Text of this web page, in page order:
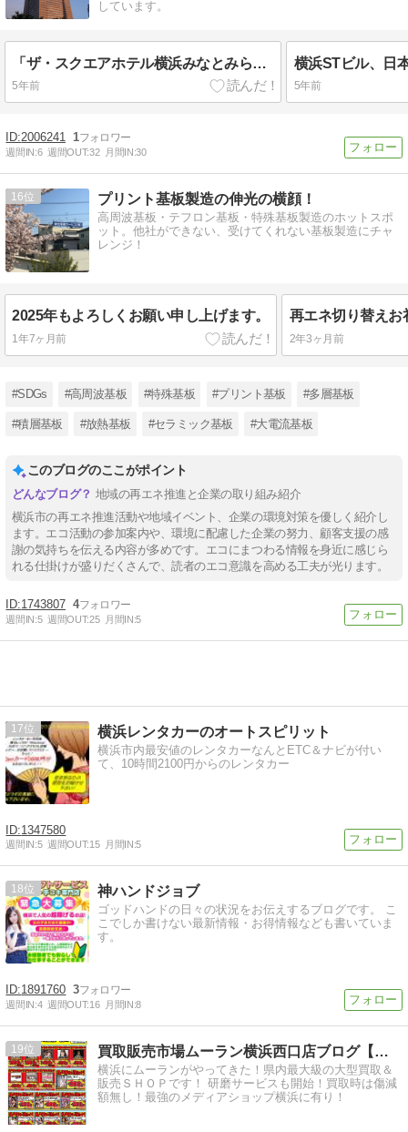
しています。
「ザ・スクエアホテル横浜みなとみらい」が開業、ソラーレホテルズ
5年前 5年前
2006241 1
週間IN:6 週間OUT:32 月間IN:30
16 プリント基板製造の伸光の横顔！
高周波基板・テフロン基板・特殊基板製造のホットスポ
ット。他社ができない、受けてくれない基板製造にチャ
レンジ！
2025年もよろしくお願い申し上げます。
1年7ヶ月前
再エネ切り替えお
2年3ヶ月前
#SDGs #高周波基板 #特殊基板 #プリント基板 #多層基板
#積層基板 #放熱基板 #セラミック基板 #大電流基板
このブログのここがポイント
地域の再エネ推進と企業の取り組み紹介
横浜市の再エネ推進活動や地域イベント、企業の環境対策を優しく紹介し
ます。エコ活動の参加案内や、環境に配慮した企業の努力、顧客支援の感
謝の気持ちを伝える内容が多めです。エコにまつわる情報を身近に感じら
れる仕掛けが盛りだくさんで、読者のエコ意識を高める工夫が光ります。
1743807 4
週間IN:5 週間OUT:25 月間IN:5
17 横浜レンタカーのオートスピリット
横浜市内最安値のレンタカーなんとETC＆ナビが付い
て、10時間2100円からのレンタカー
1347580
週間IN:5 週間OUT:15 月間IN:5
18 神ハンドジョブ
ゴッドハンドの日々の状況をお伝えするブログです。 こ
こでしか書けない最新情報・お得情報なども書いていま
す。
1891760 3
週間IN:4 週間OUT:16 月間IN:8
19 買取販売市場ムーラン横浜西口店ブログ【３階中古フロア】
横浜にムーランがやってきた！県内最大級の大型買取＆
販売ＳＨＯＰです！ 研磨サービスも開始！買取時は傷減
額無し！最強のメディアショップ横浜に有り！